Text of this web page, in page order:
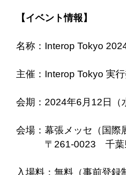
【イベント情報】
名称：Interop Tokyo
主催：Interop Tokyo 実
会期：2024年6月12日（
会場：幕張メッセ（国際
〒261-0023 千葉県
入場料：無料（事前登録